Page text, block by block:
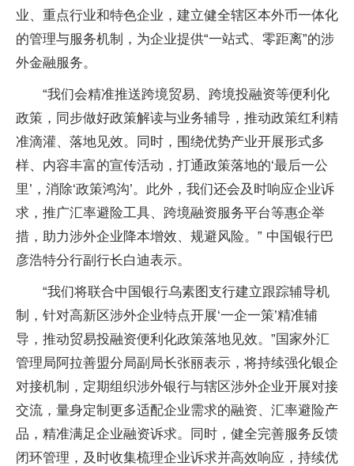
业、重点行业和特色企业，建立健全辖区本外币一体化
的管理与服务机制，为企业提供“一站式、零距离”的涉
外金融服务。
“我们会精准推送跨境贸易、跨境投融资等便利化
政策，同步做好政策解读与业务辅导，推动政策红利精
准滴灌、落地见效。同时，围绕优势产业开展形式多
样、内容丰富的宣传活动，打通政策落地的‘最后一公
里’，消除‘政策鸿沟’。此外，我们还会及时响应企业诉
求，推广汇率避险工具、跨境融资服务平台等惠企举
措，助力涉外企业降本增效、规避风险。” 中国银行巴
彦浩特分行副行长白迪表示。
“我们将联合中国银行乌素图支行建立跟踪辅导机
制，针对高新区涉外企业特点开展‘一企一策’精准辅
导，推动贸易投融资便利化政策落地见效。”国家外汇
管理局阿拉善盟分局副局长张丽表示，将持续强化银企
对接机制，定期组织涉外银行与辖区涉外企业开展对接
交流，量身定制更多适配企业需求的融资、汇率避险产
品，精准满足企业融资诉求。同时，健全完善服务反馈
闭环管理，及时收集梳理企业诉求并高效响应，持续优